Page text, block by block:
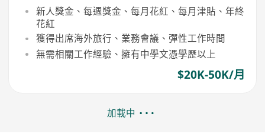
新人獎金、每週獎金、每月花紅、每月津貼、年終
花紅
獲得出席海外旅行、業務會議、彈性工作時間
無需相關工作經驗、擁有中學文憑學歷以上
$20K-50K/月
加載中